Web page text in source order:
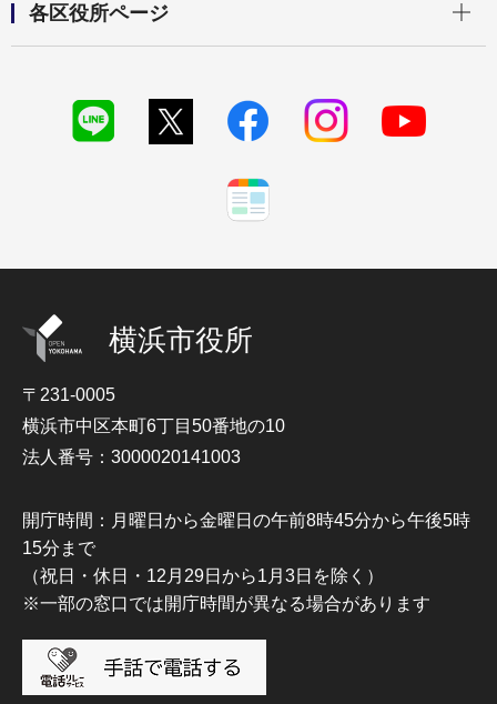
各区役所ページ
横浜市役所
〒231-0005
横浜市中区本町6丁目50番地の10
法人番号：3000020141003
開庁時間：月曜日から金曜日の午前8時45分から午後5時
15分まで
（祝日・休日・12月29日から1月3日を除く）
※一部の窓口では開庁時間が異なる場合があります